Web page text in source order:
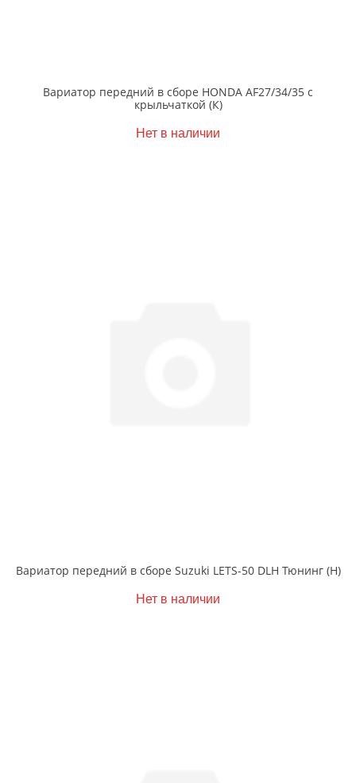
Вариатор передний в сборе HONDA AF27/34/35 с
крыльчаткой (К)
Нет в наличии
Вариатор передний в сборе Suzuki LETS-50 DLH Тюнинг (Н)
Нет в наличии